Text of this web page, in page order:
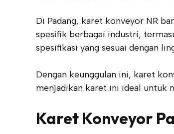
Di Padang, karet konveyor NR
spesifik berbagai industri,
spesifikasi yang sesuai dengan
Dengan keunggulan ini, karet
menjadikan karet ini ideal untuk
Karet Konveyor